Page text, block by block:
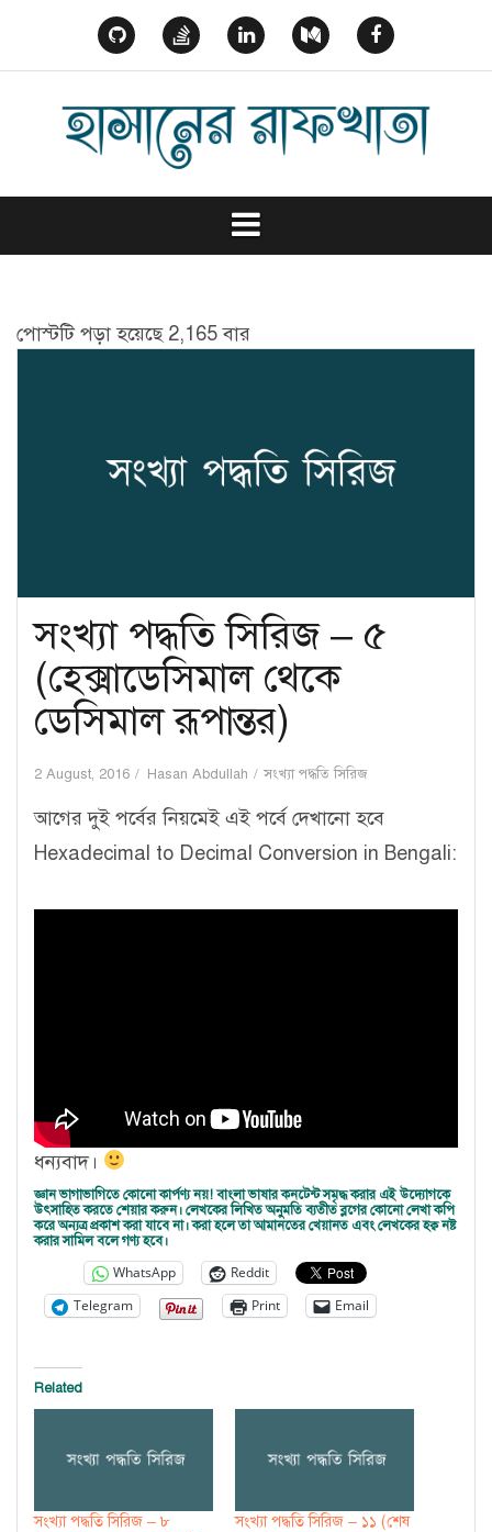
content
পোস্টটি পড়া হয়েছে 2,165 বার
সংখ্যা পদ্ধতি সিরিজ – ৫
(হেক্সাডেসিমাল থেকে
ডেসিমাল রূপান্তর)
2 August, 2016 Hasan Abdullah সংখ্যা পদ্ধতি সিরিজ
আগের দুই পর্বের নিয়মেই এই পর্বে দেখানো হবে
Hexadecimal to Decimal Conversion in Bengali:
ধন্যবাদ।
জ্ঞান ভাগাভাগিতে কোনো কার্পণ্য নয়! বাংলা ভাষার কনটেন্ট সমৃদ্ধ করার এই উদ্যোগকে
উৎসাহিত করতে শেয়ার করুন। লেখকের লিখিত অনুমতি ব্যতীত ব্লগের কোনো লেখা কপি
করে অন্যত্র প্রকাশ করা যাবে না। করা হলে তা আমানতের খেয়ানত এবং লেখকের হক্ব নষ্ট
করার সামিল বলে গণ্য হবে।
WhatsApp
Reddit
Telegram
Print Email
Related
সংখ্যা পদ্ধতি সিরিজ – ৮
সংখ্যা পদ্ধতি সিরিজ – ১১ (শেষ